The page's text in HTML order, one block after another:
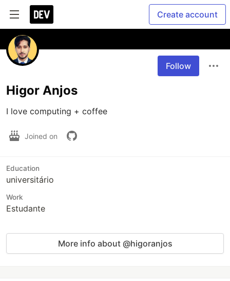
Create account
Follow
Higor Anjos
I love computing + coffee
Joined on
Education
universitário
Work
Estudante
More info about @higoranjos